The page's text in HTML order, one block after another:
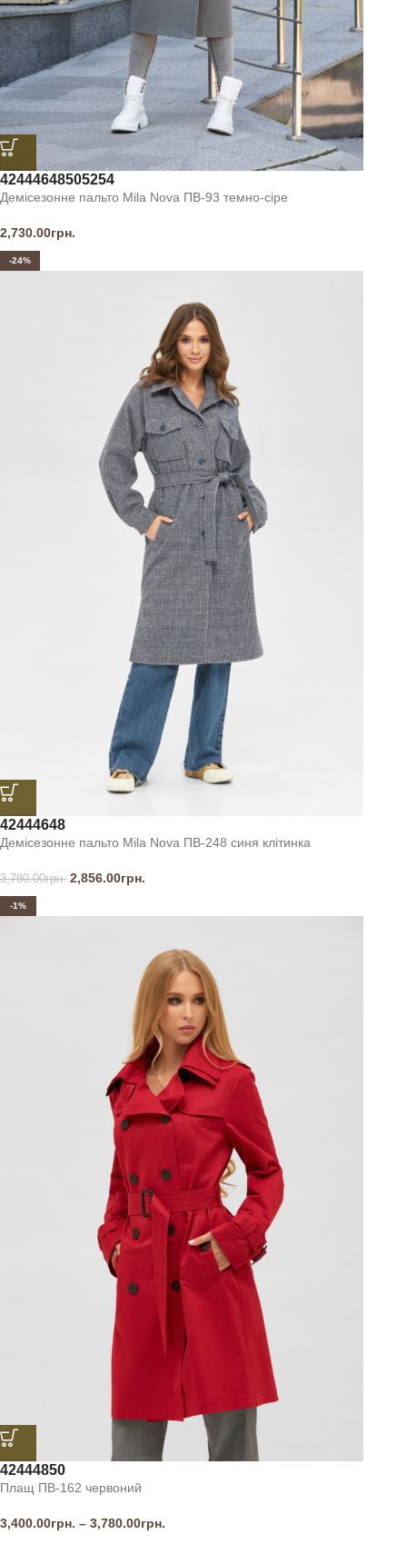
42444648505254
Демісезонне пальто Mila Nova ПВ-93 темно-сіре
2,730.00грн.
-24%
42444648
Демісезонне пальто Mila Nova ПВ-248 синя клітинка
3,780.00грн. 2,856.00грн.
-1%
42444850
Плащ ПВ-162 червоний
3,400.00грн. – 3,780.00грн.